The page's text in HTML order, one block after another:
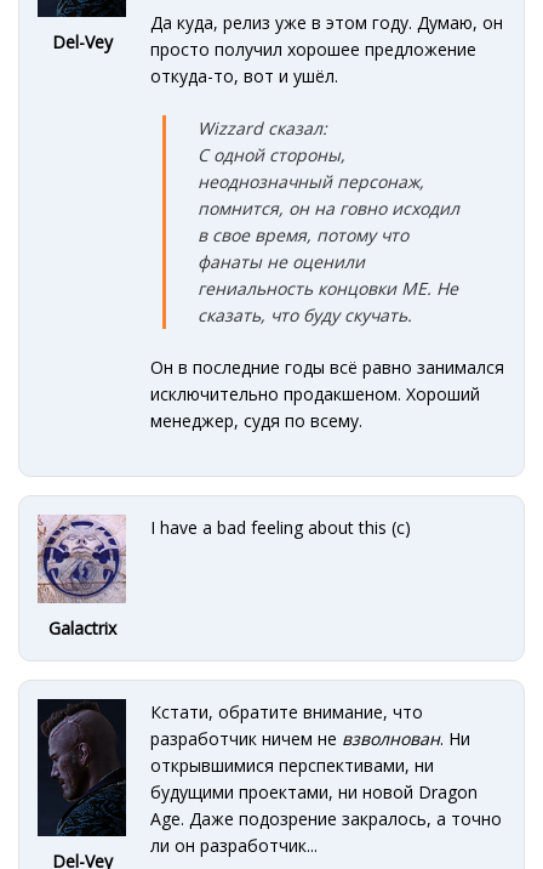
Del-Vey
Да куда, релиз уже в этом году. Думаю, он
просто получил хорошее предложение
откуда-то, вот и ушёл.
Wizzard сказал:
С одной стороны,
неоднозначный персонаж,
помнится, он на говно исходил
в свое время, потому что
фанаты не оценили
гениальность концовки МЕ. Не
сказать, что буду скучать.
Он в последние годы всё равно занимался
исключительно продакшеном. Хороший
менеджер, судя по всему.
Galactrix
I have a bad feeling about this (c)
Del-Vey
Кстати, обратите внимание, что
разработчик ничем не взволнован. Ни
открывшимися перспективами, ни
будущими проектами, ни новой Dragon
Age. Даже подозрение закралось, а точно
ли он разработчик...